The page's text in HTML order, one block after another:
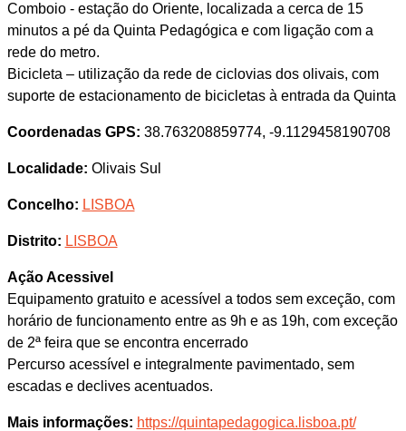
Comboio - estação do Oriente, localizada a cerca de 15
minutos a pé da Quinta Pedagógica e com ligação com a
rede do metro.
Bicicleta – utilização da rede de ciclovias dos olivais, com
suporte de estacionamento de bicicletas à entrada da Quinta
Coordenadas GPS: 38.763208859774, -9.1129458190708
Localidade: Olivais Sul
Concelho: LISBOA
Distrito: LISBOA
Ação Acessivel
Equipamento gratuito e acessível a todos sem exceção, com
horário de funcionamento entre as 9h e as 19h, com exceção
de 2ª feira que se encontra encerrado
Percurso acessível e integralmente pavimentado, sem
escadas e declives acentuados.
Mais informações: https://quintapedagogica.lisboa.pt/